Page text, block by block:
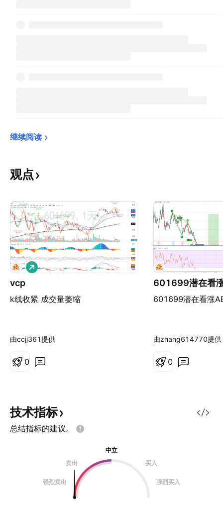
继续阅读
观点
vcp
k线收紧 成交量萎缩
做
多
由ccjj361提供
0
601699潜在看
601699潜在看涨
由zhang614770提供
0
技术指标
总结指标的建议。
中立
卖出
买入
强烈卖出 强烈买入